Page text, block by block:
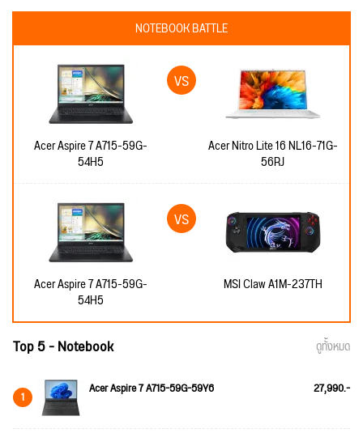
NOTEBOOK BATTLE
Acer Aspire 7 A715-59G-
54H5
Acer Nitro Lite 16 NL16-71G-
56RJ
Acer Aspire 7 A715-59G-
54H5
MSI Claw A1M-237TH
Top 5 - Notebook ดูทั้งหมด
1 Acer Aspire 7 A715-59G-59Y6 27,990.-